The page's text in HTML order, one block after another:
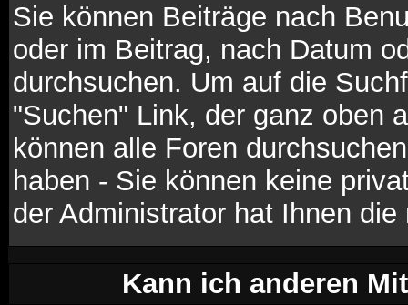
Sie können Beiträge nach
oder im Beitrag, nach Datum
durchsuchen. Um auf die
"Suchen" Link, der ganz oben
können alle Foren
haben - Sie können keine
der Administrator hat Ihnen
Kann ich anderen